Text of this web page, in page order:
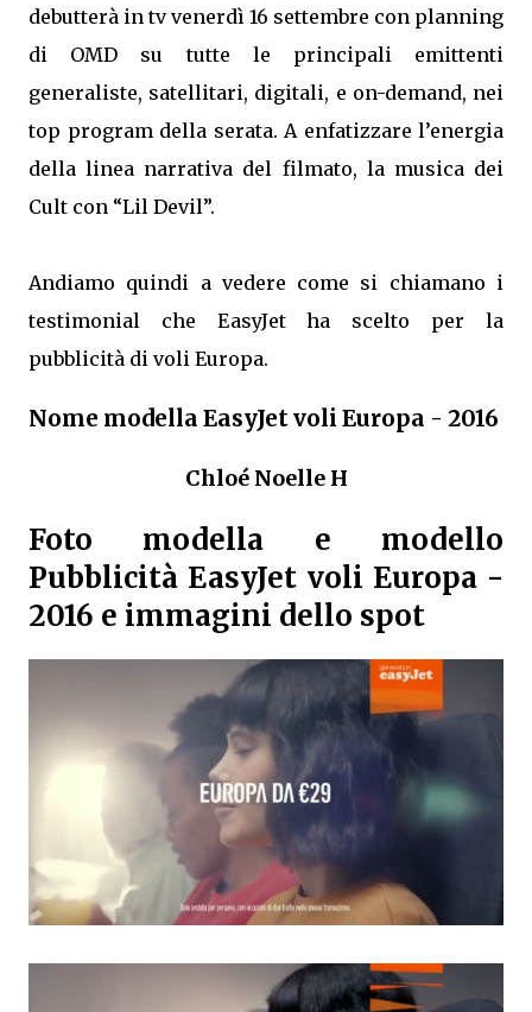
debutterà in tv venerdì 16 settembre con planning
di OMD su tutte le principali emittenti
generaliste, satellitari, digitali, e on-demand, nei
top program della serata. A enfatizzare l’energia
della linea narrativa del filmato, la musica dei
Cult con “Lil Devil”.
Andiamo quindi a vedere come si chiamano i
testimonial che EasyJet ha scelto per la
pubblicità di voli Europa.
Nome modella EasyJet voli Europa - 2016
Chloé Noelle H
Foto modella e modello
Pubblicità EasyJet voli Europa -
2016 e immagini dello spot